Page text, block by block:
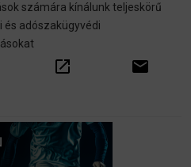
számára kínálunk teljeskörű
és adószakügyvédi
open_in_new email